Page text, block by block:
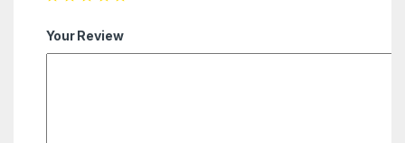
Your Review